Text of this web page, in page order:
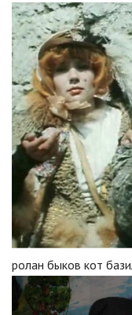
ролан быков кот